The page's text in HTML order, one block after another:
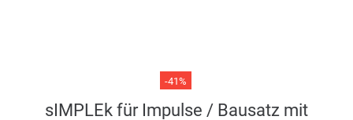
-41%
sIMPLEk für Impulse / Bausatz mit